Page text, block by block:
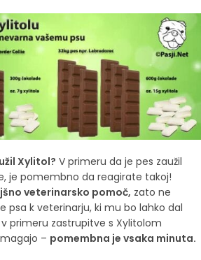
Xylitol? V primeru da je pes zaužil
je pomembno da reagirate takoj!
veterinarsko pomoč, zato ne
psa k veterinarju, ki mu bo lahko dal
primeru zastrupitve s Xylitolom
– pomembna je vsaka minuta.